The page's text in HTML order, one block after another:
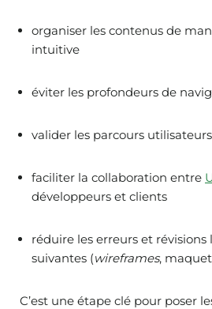
organiser les contenus de
intuitive
éviter les profondeurs de
valider les parcours
faciliter la collaboration entre
développeurs et clients
réduire les erreurs et révisions
suivantes (wireframes,
C’est une étape clé pour poser